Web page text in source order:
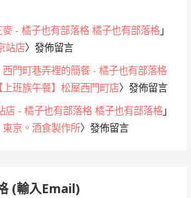
麥 - 橘子也有部落格 橘子也有部落格 」
站店〉發佈留言
西門町巷弄裡的簡餐 - 橘子也有部落格
【上班族午餐】松屋西門町店〉發佈留言
店 - 橘子也有部落格 橘子也有部落格 」
東京。酒食製作所〉發佈留言
(輸入Email)